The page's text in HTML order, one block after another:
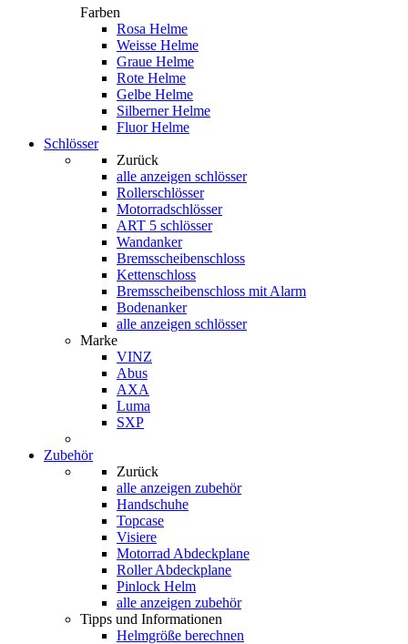
Farben
Rosa Helme
Weisse Helme
Graue Helme
Rote Helme
Gelbe Helme
Silberner Helme
Fluor Helme
Schlösser
Zurück
alle anzeigen schlösser
Rollerschlösser
Motorradschlösser
ART 5 schlösser
Wandanker
Bremsscheibenschloss
Kettenschloss
Bremsscheibenschloss mit Alarm
Bodenanker
alle anzeigen schlösser
Marke
VINZ
Abus
AXA
Luma
SXP
Zubehör
Zurück
alle anzeigen zubehör
Handschuhe
Topcase
Visiere
Motorrad Abdeckplane
Roller Abdeckplane
Pinlock Helm
alle anzeigen zubehör
Tipps und Informationen
Helmgröße berechnen